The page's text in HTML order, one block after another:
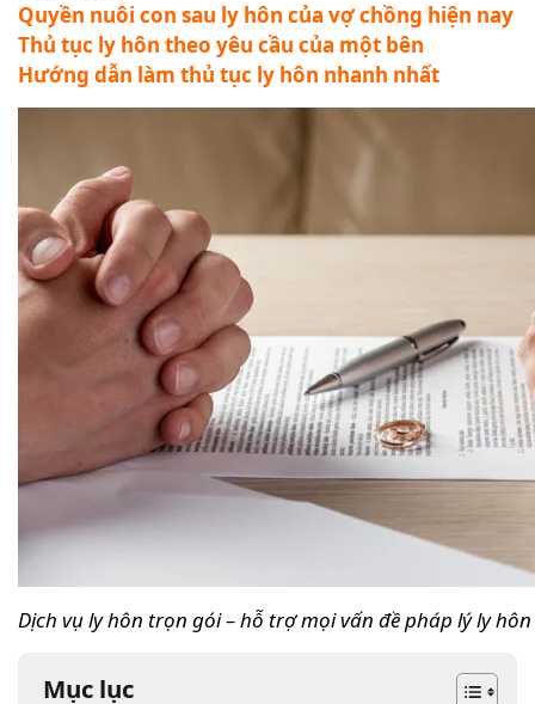
Quyền nuôi con sau ly hôn của vợ chồng hiện nay
Thủ tục ly hôn theo yêu cầu của một bên
Hướng dẫn làm thủ tục ly hôn nhanh nhất
Dịch vụ ly hôn trọn gói – hỗ trợ mọi vấn đề pháp lý ly hôn
Mục lục